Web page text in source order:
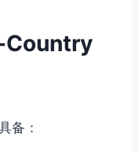
Country
备：